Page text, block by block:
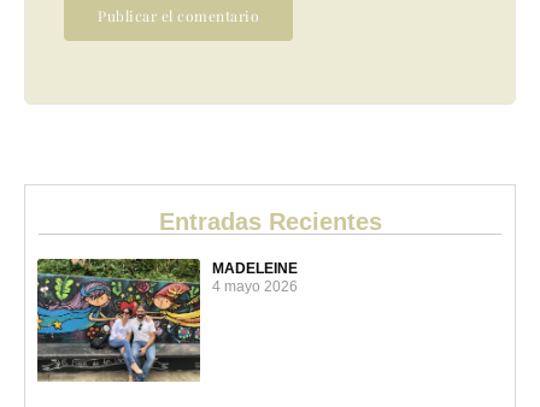
Entradas Recientes
MADELEINE
4 mayo 2026